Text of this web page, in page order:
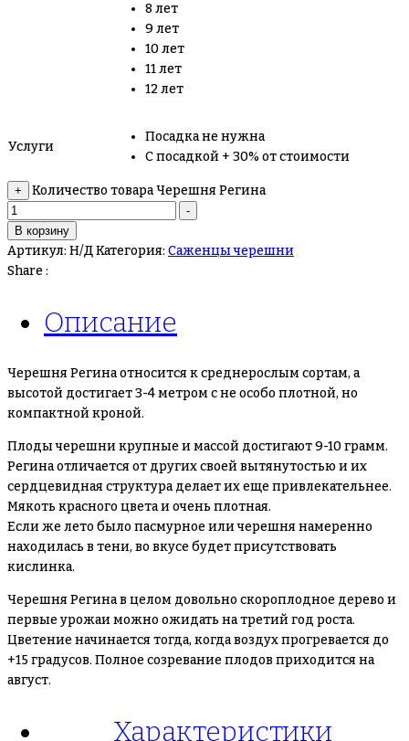
8 лет
9 лет
10 лет
11 лет
12 лет
Услуги
Посадка не нужна
С посадкой + 30% от стоимости
+ Количество товара Черешня Регина
-
В корзину
Артикул: Н/ДКатегория: Саженцы черешни
Share :
Описание
Черешня Регина относится к среднерослым сортам, а
высотой достигает 3-4 метром с не особо плотной, но
компактной кроной.
Плоды черешни крупные и массой достигают 9-10 грамм.
Регина отличается от других своей вытянутостью и их
сердцевидная структура делает их еще привлекательнее.
Мякоть красного цвета и очень плотная.
Если же лето было пасмурное или черешня намеренно
находилась в тени, во вкусе будет присутствовать
кислинка.
Черешня Регина в целом довольно скороплодное дерево и
первые урожаи можно ожидать на третий год роста.
Цветение начинается тогда, когда воздух прогревается до
+15 градусов. Полное созревание плодов приходится на
август.
Характеристики